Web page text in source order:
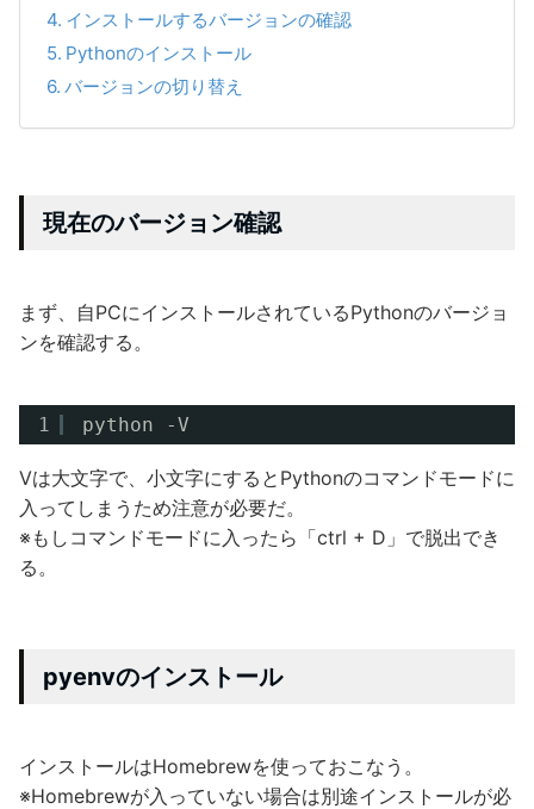
インストールするバージョンの確認
Pythonのインストール
バージョンの切り替え
現在のバージョン確認
まず、自PCにインストールされているPythonのバージョ
ンを確認する。
1 python -V
Vは大文字で、小文字にするとPythonのコマンドモードに
入ってしまうため注意が必要だ。
※もしコマンドモードに入ったら「ctrl + D」で脱出でき
る。
pyenvのインストール
インストールはHomebrewを使っておこなう。
※Homebrewが入っていない場合は別途インストールが必